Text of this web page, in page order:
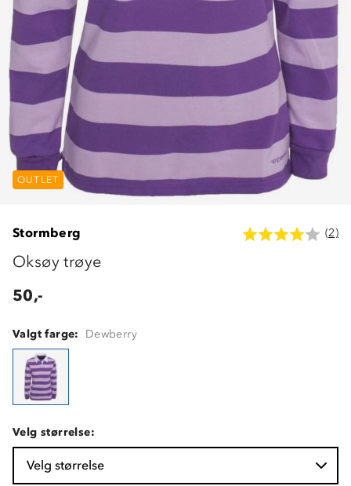
OUTLET
Stormberg (2)
Oksøy trøye
50,-
Valgt farge: Dewberry
Velg størrelse:
Velg størrelse